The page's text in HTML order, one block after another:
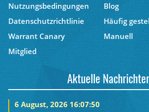
Nutzungsbedingungen
Blog
Datenschutzrichtlinie
Häufig
Warrant Canary
Manuell
Mitglied
Aktuelle
6 August, 2026 16:07:50